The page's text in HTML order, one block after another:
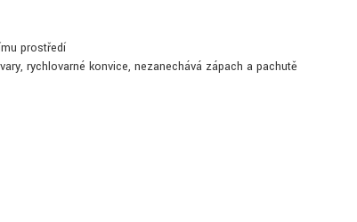
prostředí
rychlovarné konvice, nezanechává zápach a pachutě